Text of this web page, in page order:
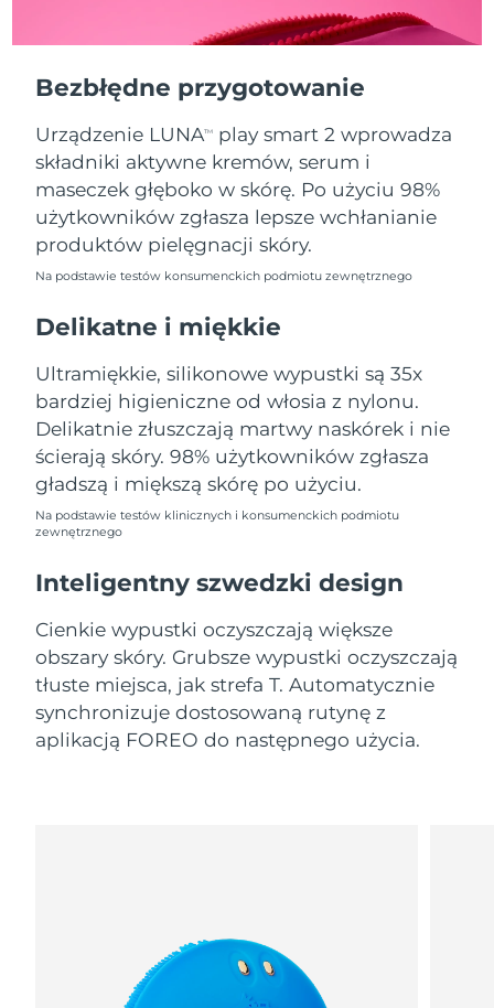
Bezbłędne przygotowanie
Urządzenie LUNATM
play smart 2 wprowadza
składniki aktywne kremów, serum i
maseczek głęboko w skórę. Po użyciu 98%
użytkowników zgłasza lepsze wchłanianie
produktów pielęgnacji skóry.
Na podstawie testów konsumenckich podmiotu zewnętrznego
Delikatne i miękkie
Ultramiękkie, silikonowe wypustki są 35x
bardziej higieniczne od włosia z nylonu.
Delikatnie złuszczają martwy naskórek i nie
ścierają skóry. 98% użytkowników zgłasza
gładszą i miększą skórę po użyciu.
Na podstawie testów klinicznych i konsumenckich podmiotu
zewnętrznego
Inteligentny szwedzki design
Cienkie wypustki oczyszczają większe
obszary skóry. Grubsze wypustki oczyszczają
tłuste miejsca, jak strefa T. Automatycznie
synchronizuje dostosowaną rutynę z
aplikacją FOREO do następnego użycia.
Portoryko
Oczekiwany czas dostawy
Oczekiwany czas dostawy
Reunion
Oczekiwany czas dostawy
16/8/26
Rumunia
Oczekiwany czas dostawy
Arabia Saudyjska
Oczekiwany czas dostawy
12/8/26
Singapur
Oczekiwany czas dostawy
13/8/26
Słowacja
Oczekiwany czas dostawy
Słowenia
Republika
Południowej Afryki
Oczekiwany czas dostawy
19/8/26
Korea Południowa
Oczekiwany czas dostawy
Oczekiwany czas dostawy